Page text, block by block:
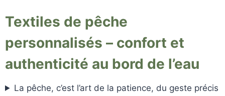
Textiles de pêche
personnalisés – confort et
authenticité au bord de l’eau
La pêche, c’est l’art de la patience, du geste précis